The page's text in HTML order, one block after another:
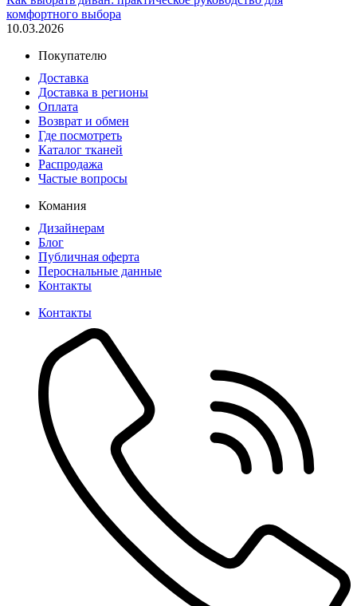
комфортного выбора
10.03.2026
Покупателю
Доставка
Доставка в регионы
Оплата
Возврат и обмен
Где посмотреть
Каталог тканей
Распродажа
Частые вопросы
Комания
Дизайнерам
Блог
Публичная оферта
Пероснальные данные
Контакты
Контакты